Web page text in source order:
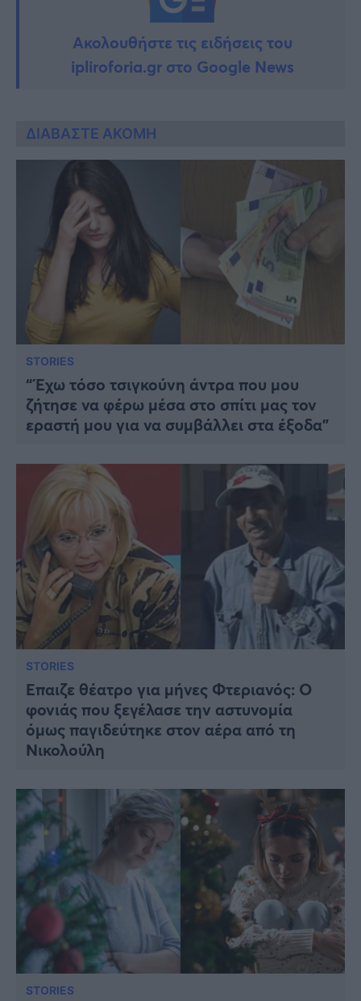
Ακολουθήστε τις ειδήσεις του
ipliroforia.gr στο Google News
ΔΙΑΒΑΣΤΕ ΑΚΟΜΗ
STORIES
“Έχω τόσο τσιγκούνη άντρα που μου
ζήτησε να φέρω μέσα στο σπίτι μας τον
εραστή μου για να συμβάλλει στα έξοδα”
STORIES
Έπαιζε θέατρο για μήνες Φτεριανός: Ο
φονιάς που ξεγέλασε την αστυνομία
όμως παγιδεύτηκε στον αέρα από τη
Νικολούλη
STORIES